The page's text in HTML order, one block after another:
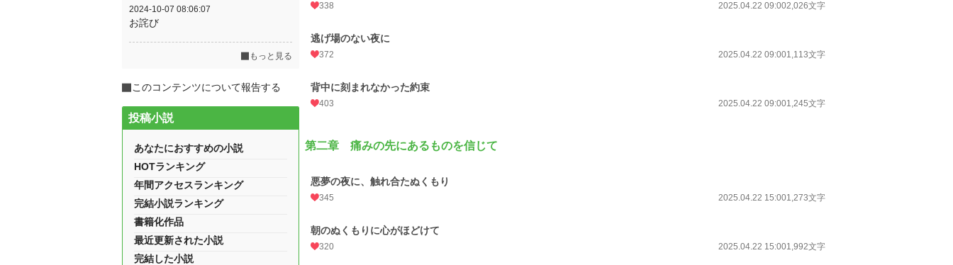
338 2025.04.22 09:002,026文字
逃げ場のない夜に
372 2025.04.22 09:001,113文字
背中に刻まれなかった約束
403 2025.04.22 09:001,245文字
第二章 痛みの先にあるものを信じて
悪夢の夜に、触れ合たぬくもり
345 2025.04.22 15:001,273文字
朝のぬくもりに心がほどけて
320 2025.04.22 15:001,992文字
2024-10-07 08:06:07
お詫び
もっと見る
このコンテンツについて報告する
投稿小説
あなたにおすすめの小説
HOTランキング
年間アクセスランキング
完結小説ランキング
書籍化作品
最近更新された小説
完結した小説